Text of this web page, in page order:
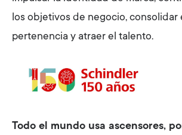
los objetivos de negocio, consolidar
pertenencia y atraer el talento.
Todo el mundo usa ascensores,